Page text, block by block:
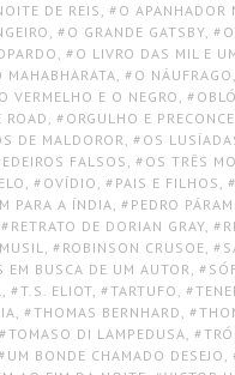
DE REIS , O APANHADOR
, O GRANDE GATSBY,
, O LIVRO DAS MIL E
MAHABHARATA, O NÁUFRAGO
O VERMELHO E O NEGRO ,
ROAD , ORGULHO E
DE MALDOROR, OS
FALSOS , OS TRÊS
, OVÍDIO , PAIS E FILHOS ,
PARA A ÍNDIA, PEDRO
RETRATO DE DORIAN GRAY,
, ROBINSON CRUSOE,
EM BUSCA DE UM AUTOR,
, T.S. ELIOT, TARTUFO ,
, THOMAS BERNHARD ,
TOMASO DI LAMPEDUSA,
UM BONDE CHAMADO DESEJO ,